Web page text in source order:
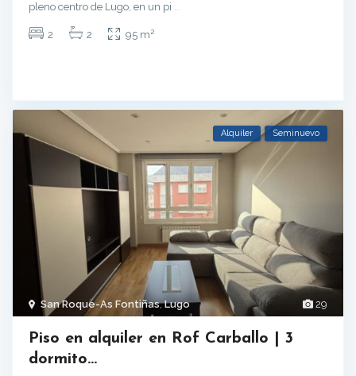
pleno centro de Lugo, en un pi
2 2 95 m2
29
San Roque-As Fontiñas,Lugo
Alquiler Seminuevo
Piso en alquiler en Rof Carballo | 3
dormito...